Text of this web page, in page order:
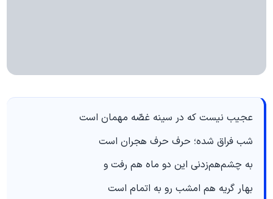
عجیب نیست که در سینه غصّه مهمان است
شب فراق شده؛ حرف حرف هجران است
به چشم‌هم‌زدنی این دو ماه هم رفت و
بهار گریه هم امشب رو به اتمام است